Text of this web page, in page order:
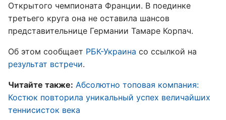
Открытого чемпионата Франции. В поединке
третьего круга она не оставила шансов
представительнице Германии Тамаре Корпач.
Об этом сообщает РБК-Украина со ссылкой на
результат встречи.
Читайте также: Абсолютно топовая компания:
Костюк повторила уникальный успех величайших
теннисисток века